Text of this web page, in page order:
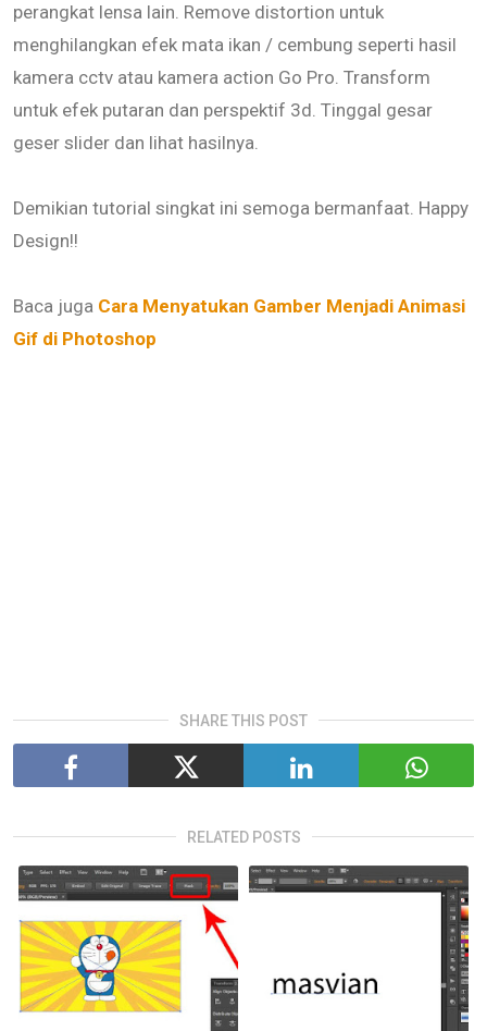
perangkat lensa lain. Remove distortion untuk
menghilangkan efek mata ikan / cembung seperti hasil
kamera cctv atau kamera action Go Pro. Transform
untuk efek putaran dan perspektif 3d. Tinggal gesar
geser slider dan lihat hasilnya.
Demikian tutorial singkat ini semoga bermanfaat. Happy
Design!!
Baca juga Cara Menyatukan Gamber Menjadi Animasi
Gif di Photoshop
SHARE THIS POST
RELATED POSTS